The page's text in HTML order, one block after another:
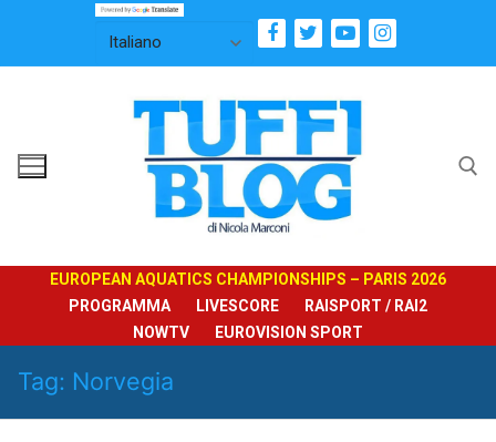
contenuto
EUROPEAN AQUATICS CHAMPIONSHIPS – PARIS 2026
PROGRAMMA
LIVESCORE
RAISPORT / RAI2
NOWTV
EUROVISION SPORT
Tag: Norvegia